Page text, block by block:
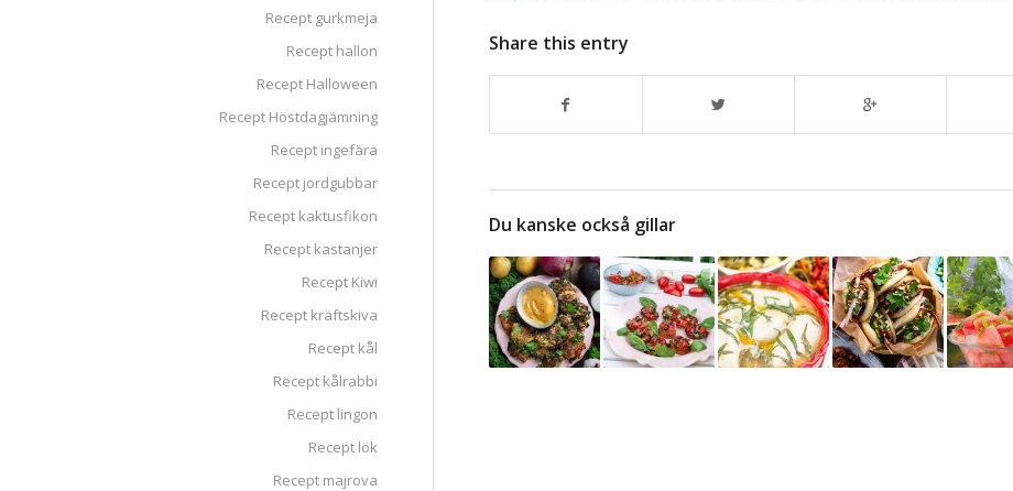
Share this entry
Du kanske också gillar
Recept gurkmeja
Recept hallon
Recept Halloween
Recept Höstdagjämning
Recept ingefära
Recept jordgubbar
Recept kaktusfikon
Recept kastanjer
Recept Kiwi
Recept kräftskiva
Recept kål
Recept kålrabbi
Recept lingon
Recept lök
Recept majrova